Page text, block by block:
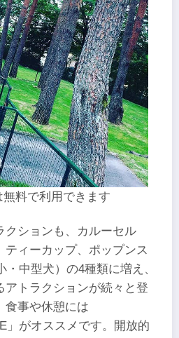
料で利用できます
クションも、カルーセル
ティーカップ、ポップンス
中型犬）の4種類に増え、
アトラクションが続々と登
食事や休憩には
」がオススメです。開放的